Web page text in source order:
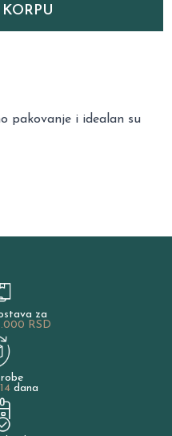
pakovanje i idealan su
za
RSD
14dana